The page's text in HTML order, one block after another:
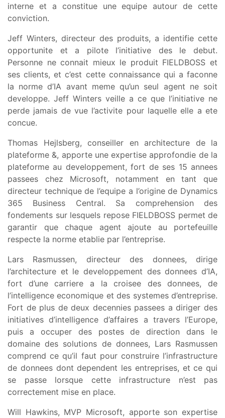
interne et a constitue une equipe autour de cette
conviction.
Jeff Winters, directeur des produits, a identifie cette
opportunite et a pilote l’initiative des le debut.
Personne ne connait mieux le produit FIELDBOSS et
ses clients, et c’est cette connaissance qui a faconne
la norme d’IA avant meme qu’un seul agent ne soit
developpe. Jeff Winters veille a ce que l’initiative ne
perde jamais de vue l’activite pour laquelle elle a ete
concue.
Thomas Hejlsberg, conseiller en architecture de la
plateforme &, apporte une expertise approfondie de la
plateforme au developpement, fort de ses 15 annees
passees chez Microsoft, notamment en tant que
directeur technique de l’equipe a l’origine de Dynamics
365 Business Central. Sa comprehension des
fondements sur lesquels repose FIELDBOSS permet de
garantir que chaque agent ajoute au portefeuille
respecte la norme etablie par l’entreprise.
Lars Rasmussen, directeur des donnees, dirige
l’architecture et le developpement des donnees d’IA,
fort d’une carriere a la croisee des donnees, de
l’intelligence economique et des systemes d’entreprise.
Fort de plus de deux decennies passees a diriger des
initiatives d’intelligence d’affaires a travers l’Europe,
puis a occuper des postes de direction dans le
domaine des solutions de donnees, Lars Rasmussen
comprend ce qu’il faut pour construire l’infrastructure
de donnees dont dependent les entreprises, et ce qui
se passe lorsque cette infrastructure n’est pas
correctement mise en place.
Will Hawkins, MVP Microsoft, apporte son expertise